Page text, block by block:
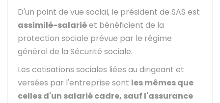
D'un point de vue social, le président de SAS est
assimilé-salariéet bénéficient de la
protection sociale prévue par le régime
général de la Sécurité sociale.
Les cotisations sociales liées au dirigeant et
versées par l'entreprise sont les mêmes que
celles d'un salarié cadre, sauf l'assurance